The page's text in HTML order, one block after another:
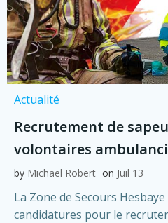
Actualité
Recrutement de
volontaires
by Michael Robert on Juil 13
La Zone de Secours
candidatures pour le